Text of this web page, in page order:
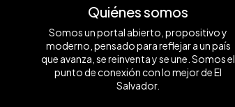
Quiénes somos
Somos un portal abierto, propositivo y
moderno, pensado para reflejar a un país
que avanza, se reinventa y se une. Somos el
punto de conexión con lo mejor de El
Salvador.